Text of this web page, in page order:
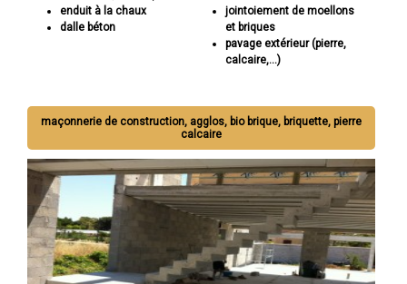
enduit à la chaux
dalle béton
jointoiement de moellons
et briques
pavage extérieur (pierre,
calcaire,...)
maçonnerie de construction, agglos, bio brique, briquette, pierre
calcaire